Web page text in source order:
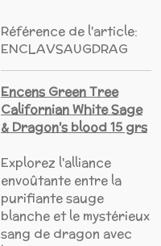
Référence de l'article:
ENCLAVSAUGDRAG
Encens Green Tree
Californian White Sage
& Dragon's blood 15 grs
Explorez l'alliance
envoûtante entre la
purifiante sauge
blanche et le mystérieux
sang de dragon avec